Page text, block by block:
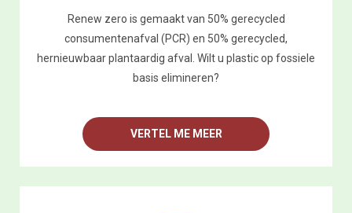
Renew zero is gemaakt van 50% gerecycled
consumentenafval (PCR) en 50% gerecycled,
hernieuwbaar plantaardig afval. Wilt u plastic op fossiele
basis elimineren?
VERTEL ME MEER